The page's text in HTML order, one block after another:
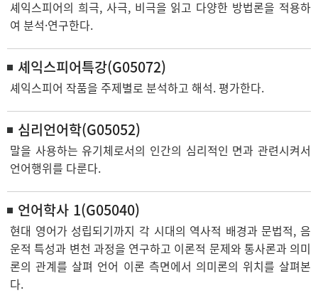
셰익스피어의 희극, 사극, 비극을 읽고 다양한 방법론을 적용하
여 분석·연구한다.
셰익스피어특강(G05072)
셰익스피어 작품을 주제별로 분석하고 해석. 평가한다.
심리언어학(G05052)
말을 사용하는 유기체로서의 인간의 심리적인 면과 관련시켜서
언어행위를 다룬다.
언어학사 1(G05040)
현대 영어가 성립되기까지 각 시대의 역사적 배경과 문법적, 음
운적 특성과 변천 과정을 연구하고 이론적 문제와 통사론과 의미
론의 관계를 살펴 언어 이론 측면에서 의미론의 위치를 살펴본
다.